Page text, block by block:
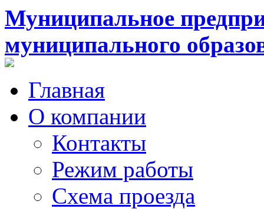
Муниципальное
муниципального
Главная
О компании
Контакты
Режим работы
Схема проезда